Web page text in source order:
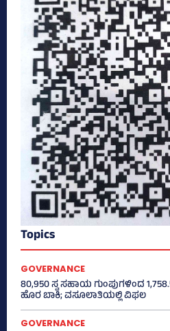
Topics
GOVERNANCE
80,950 ಸ್ವ ಸಹಾಯ ಗುಂಪುಗಳಿಂದ
ಹೊರ ಬಾಕಿ; ವಸೂಲಾತಿಯಲ್ಲಿ ವಿಫಲ
GOVERNANCE